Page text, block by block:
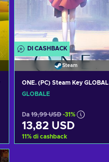
DI CASHBACK
Steam
ONE. (PC) Steam Key GLOBAL
GLOBALE
Da 19,99 USD -31%
13,82 USD
11% di cashback